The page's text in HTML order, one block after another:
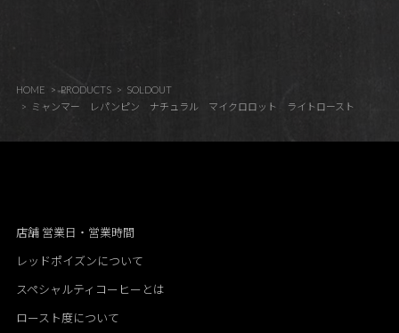
HOME PRODUCTS
SOLDOUT
ミャンマー レパンピン ナチュラル マイクロロット ライトロースト
店舗 営業日・営業時間
レッドポイズンについて
スペシャルティコーヒーとは
ロースト度について